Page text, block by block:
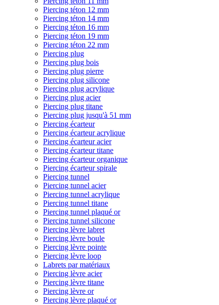
Piercing téton 12 mm
Piercing téton 14 mm
Piercing téton 16 mm
Piercing téton 19 mm
Piercing téton 22 mm
Piercing plug
Piercing plug bois
Piercing plug pierre
Piercing plug silicone
Piercing plug acrylique
Piercing plug acier
Piercing plug titane
Piercing plug jusqu'à 51 mm
Piercing écarteur
Piercing écarteur acrylique
Piercing écarteur acier
Piercing écarteur titane
Piercing écarteur organique
Piercing écarteur spirale
Piercing tunnel
Piercing tunnel acier
Piercing tunnel acrylique
Piercing tunnel titane
Piercing tunnel plaqué or
Piercing tunnel silicone
Piercing lèvre labret
Piercing lèvre boule
Piercing lèvre pointe
Piercing lèvre loop
Labrets par matériaux
Piercing lèvre acier
Piercing lèvre titane
Piercing lèvre or
Piercing lèvre plaqué or